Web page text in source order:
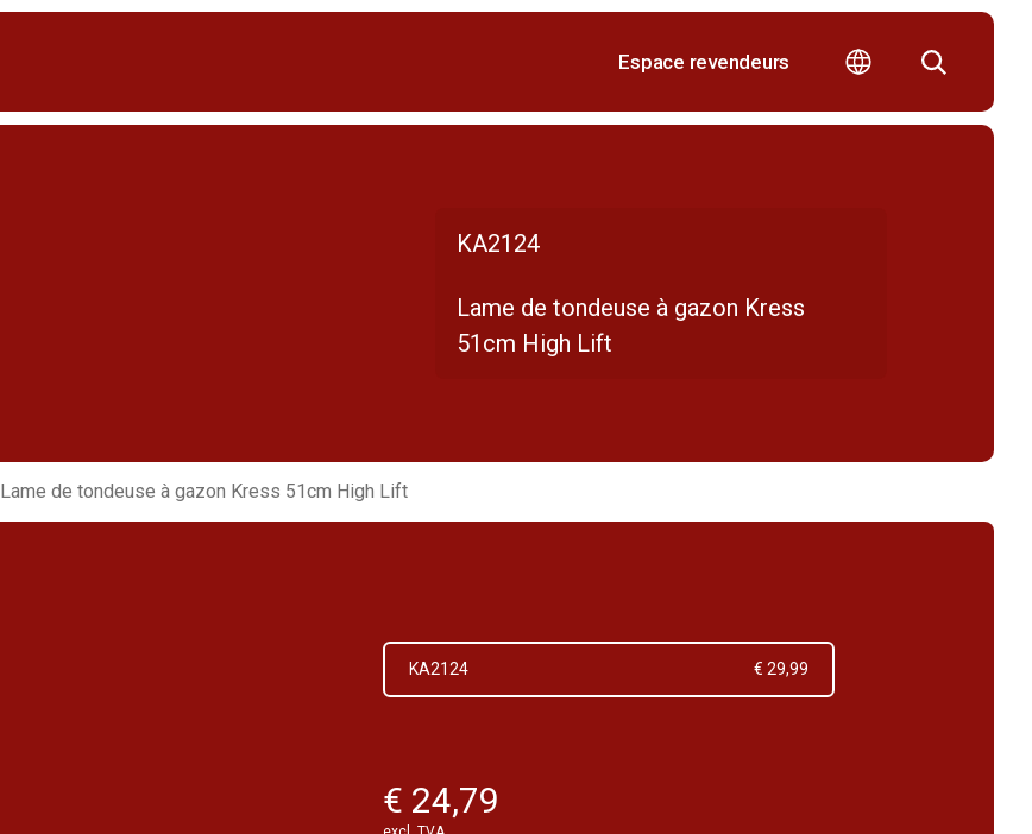
Espace revendeurs
KA2124
Lame de tondeuse à gazon Kress
51cm High Lift
Lame de tondeuse à gazon Kress 51cm High Lift
KA2124 € 29,99
€ 24,79